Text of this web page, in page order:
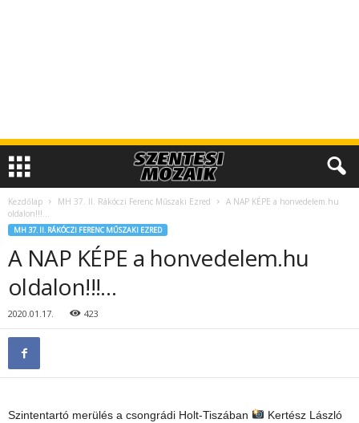
Kezdőlap MH 37. II. Rákóczi Ferenc Műszaki Ezred
A NAP KÉPE a honvedelem.hu
oldalon!!!…
MH 37. II. RÁKÓCZI FERENC MŰSZAKI EZRED
A NAP KÉPE a honvedelem.hu
oldalon!!!…
2020.01.17. 423
Szintentartó merülés a csongrádi Holt-Tiszában
Kertész László